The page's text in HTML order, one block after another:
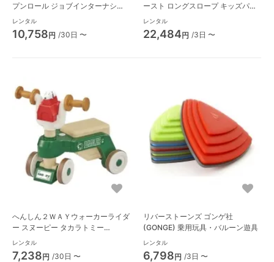
プンロール ジョブインターナショ
ナル(Jobinternational) ブランコ・
鉄棒
レンタル
10,758円 /30日 〜
ースト ロングスロープ キッズパー
ク ジャングルジム 野中製作所(ノナ
カワールド)
レンタル
22,484円 /3日 〜
へんしん２ＷＡＹウォーカーライダ
ー スヌーピー タカラトミー
(TAKARATOMY) 手押し車
レンタル
7,238円 /30日 〜
リバーストーンズ ゴンゲ社
(GONGE) 乗用玩具・バルーン遊具
レンタル
6,798円 /3日 〜